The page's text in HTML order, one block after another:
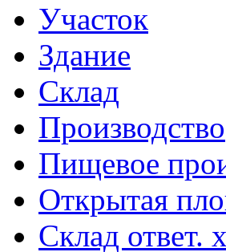
Участок
Здание
Склад
Производство
Пищевое
Открытая
Склад ответ.